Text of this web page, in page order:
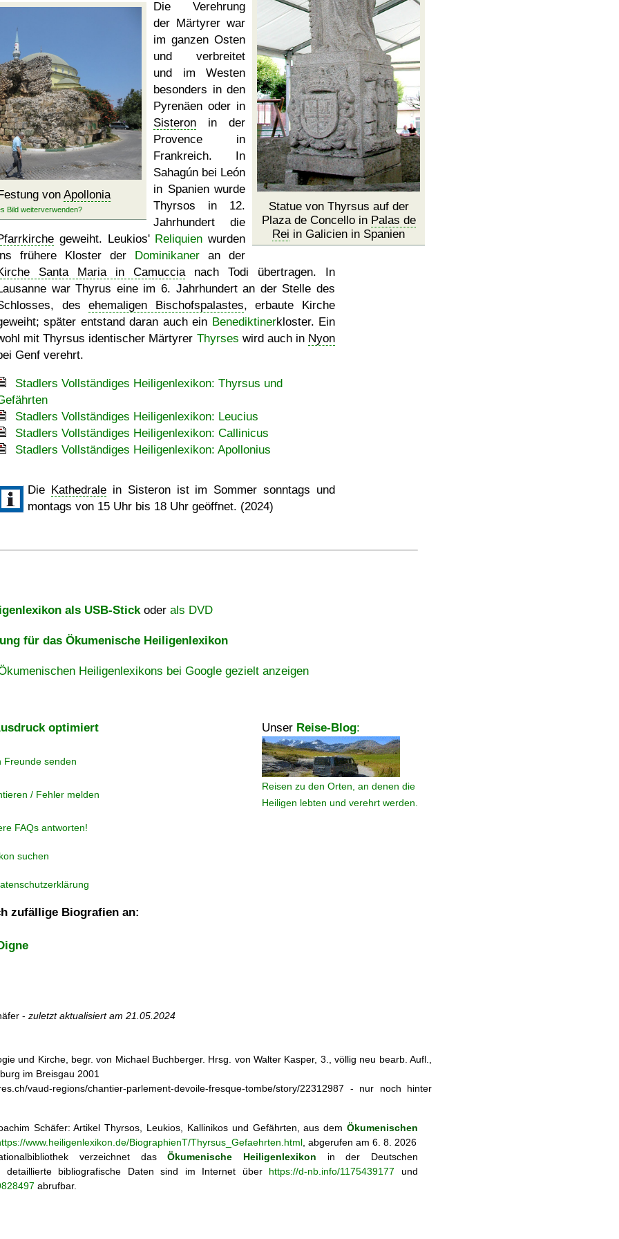
Statue von Thyrsus auf der
Plaza de Concello in Palas de
Rei in Galicien in Spanien
von Apollonia
Die Verehrung
der Märtyrer war
im ganzen Osten
und verbreitet
und im Westen
besonders in den
Pyrenäen oder in
Sisteron in der
Provence in
Frankreich. In
Sahagún bei León
in Spanien wurde
Thyrsos in 12.
Jahrhundert die
geweiht. Leukios' Reliquien wurden
frühere Kloster der Dominikaner an der
Santa Maria in Camuccianach Todi übertragen. In
war Thyrus eine im 6. Jahrhundert an der Stelle des
desehemaligen Bischofspalastes, erbaute Kirche
später entstand daran auch ein Benediktinerkloster. Ein
mit Thyrsus identischer Märtyrer Thyrses wird auch in Nyon
Genf verehrt.
Stadlers Vollständiges Heiligenlexikon: Thyrsus und
Stadlers Vollständiges Heiligenlexikon: Leucius
Stadlers Vollständiges Heiligenlexikon: Callinicus
Stadlers Vollständiges Heiligenlexikon: Apollonius
Die Kathedralein Sisteron ist im Sommer sonntags und
montags von 15 Uhr bis 18 Uhr geöffnet. (2024)
als USB-Stickoder als DVD
für das Ökumenische Heiligenlexikon
Heiligenlexikons bei Google gezielt anzeigen
optimiert Unser Reise-Blog:
Reisen zu den Orten, an denen die
Heiligen lebten und verehrt werden.
Freunde senden
/ Fehler melden
FAQs antworten!
suchen
zufällige Biografien an:
- zuletzt aktualisiert am 21.05.2024
und Kirche, begr. von Michael Buchberger. Hrsg. von Walter Kasper, 3., völlig neu bearb. Aufl.,
im Breisgau 2001
vaud-regions/chantier-parlement-devoile-fresque-tombe/story/22312987 - nur noch hinter
Schäfer: ArtikelThyrsos, Leukios, Kallinikos und Gefährten, aus demÖkumenischen
www.heiligenlexikon.de/BiographienT/Thyrsus_Gefaehrten.html , abgerufen am 6. 8. 2026
verzeichnet dasÖkumenische Heiligenlexikon in der Deutschen
detaillierte bibliografische Daten sind im Internet über https://d-nb.info/1175439177 und
abrufbar.